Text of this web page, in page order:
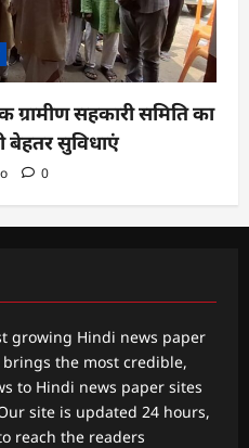
ग्रामीण सहकारी समिति का
बेहतर सुविधाएं
0
growing Hindi news paper
the most credible,
to Hindi news paper sites
site is updated 24 hours,
reach the readers